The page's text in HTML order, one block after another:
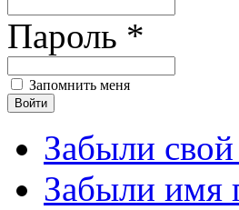
Пароль *
Запомнить меня
Забыли
Забыли имя